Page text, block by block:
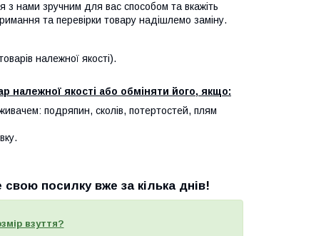
з нами зручним для вас способом та вкажіть
та перевірки товару надішлемо заміну.
належної якості).
належної якості або обміняти його, якщо:
подряпин, сколів, потертостей, плям
посилку вже за кілька днів!
взуття?